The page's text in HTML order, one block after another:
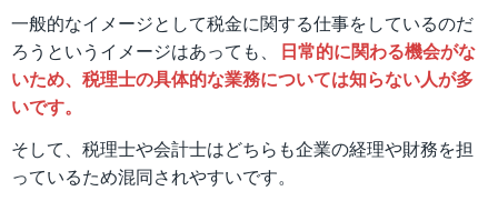
一般的なイメージとして税金に関する仕事をしているのだ
ろうというイメージはあっても、
日常的に関わる機会がな
いため、税理士の具体的な業務については知らない人が多
いです。
そして、税理士や会計士はどちらも企業の経理や財務を担
っているため混同されやすいです。